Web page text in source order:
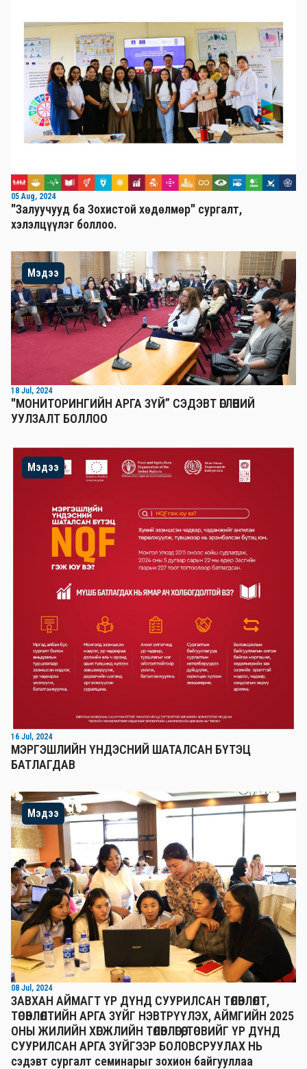
05 Aug, 2024
"Залуучууд ба Зохистой хөдөлмөр" сургалт,
хэлэлцүүлэг боллоо.
Мэдээ
18 Jul, 2024
"МОНИТОРИНГИЙН АРГА ЗҮЙ” СЭДЭВТ ӨГЛӨӨНИЙ
УУЛЗАЛТ БОЛЛОО
Мэдээ
16 Jul, 2024
МЭРГЭШЛИЙН ҮНДЭСНИЙ ШАТАЛСАН БҮТЭЦ
БАТЛАГДАВ
Мэдээ
08 Jul, 2024
ЗАВХАН АЙМАГТ ҮР ДҮНД СУУРИЛСАН ТӨЛӨВЛӨЛТ,
ТӨСӨВЛӨЛТИЙН АРГА ЗҮЙГ НЭВТРҮҮЛЭХ, АЙМГИЙН 2025
ОНЫ ЖИЛИЙН ХӨГЖЛИЙН ТӨЛӨВЛӨГӨӨ, ТӨСВИЙГ ҮР ДҮНД
СУУРИЛСАН АРГА ЗҮЙГЭЭР БОЛОВСРУУЛАХ НЬ
сэдэвт сургалт семинарыг зохион байгууллаа